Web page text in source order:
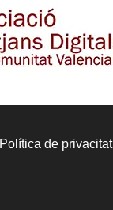
Política de privacitat